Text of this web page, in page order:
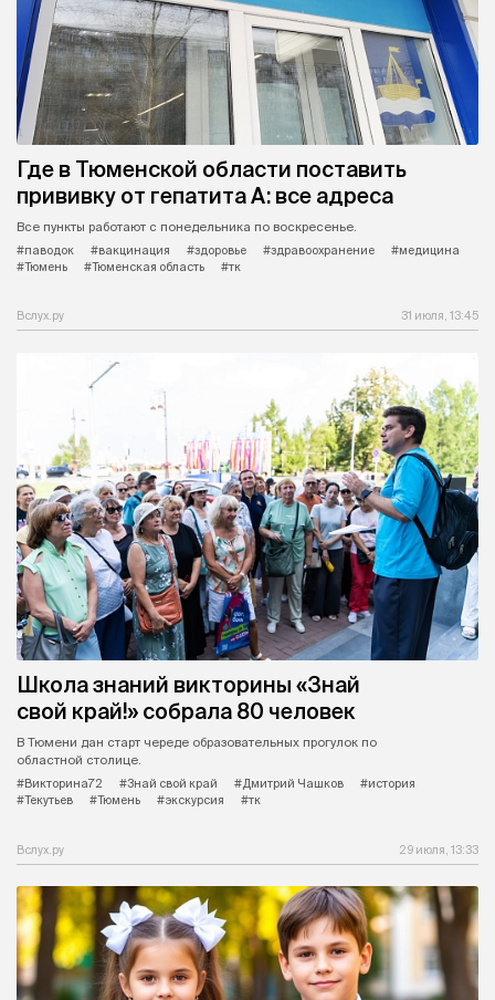
Где в Тюменской области поставить
прививку от гепатита А: все адреса
Все пункты работают с понедельника по воскресенье.
#паводок
#вакцинация #здоровье #здравоохранение
#медицина
#Тюмень
#Тюменская область #тк
Вслух.ру 31 июля, 13:45
Школа знаний викторины «Знай
свой край!» собрала 80 человек
В Тюмени дан старт череде образовательных прогулок по
областной столице.
#Викторина72
#Знай свой край #Дмитрий Чашков
#история
#Текутьев
#Тюмень #экскурсия #тк
Вслух.ру 29 июля, 13:33